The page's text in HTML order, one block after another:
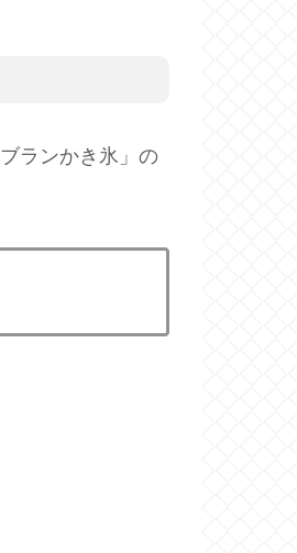
ランかき氷」の